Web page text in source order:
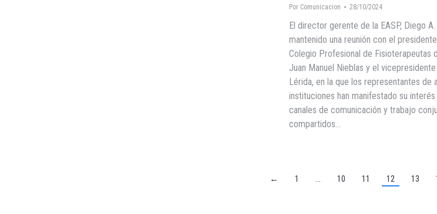
Por Comunicacion 28/10/2024
El director gerente de la EASP, Diego A.
mantenido una reunión con el
Colegio Profesional de Fisioterapeutas
Juan Manuel Nieblas y el
Lérida, en la que los representantes de
instituciones han manifestado su
canales de comunicación y trabajo
compartidos…
← 1 … 10 11 12 13